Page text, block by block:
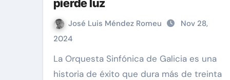
pierde luz
José Luis Méndez Romeu
Nov 28,
2024
La Orquesta Sinfónica de Galicia es una
historia de éxito que dura más de treinta